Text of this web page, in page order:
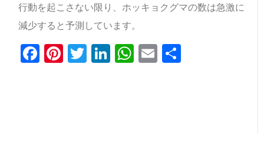
行動を起こさない限り、ホッキョクグマの数は急激に
減少すると予測しています。
Facebook
Pinterest
Twitter
LinkedIn
WhatsApp
Email